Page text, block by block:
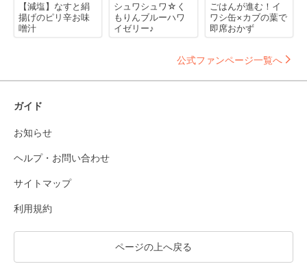
【減塩】なすと絹
揚げのピリ辛お味
噌汁
シュワシュワ☆く
もりんブルーハワ
イゼリー♪
ごはんが進む！イ
ワシ缶×カブの葉で
即席おかず
公式ファンページ一覧へ
ガイド
お知らせ
ヘルプ・お問い合わせ
サイトマップ
利用規約
ページの上へ戻る